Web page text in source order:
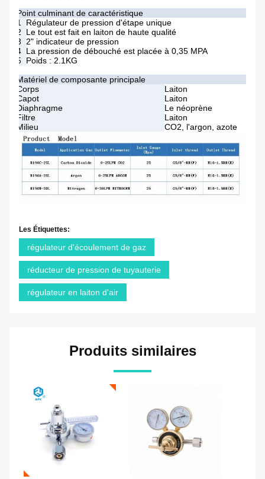
Point culminant de caractéristique
1 Régulateur de pression d'étape unique
2
Le tout est fait en laiton de haute qualité
3 2" indicateur de pression
4 La pression de débouché est placée à 0,35 MPA
5 Poids : 2.1KG
Matériel de composante principale
Corps
Laiton
Capot
Laiton
Diaphragme
Le néoprène
Filtre
Laiton
Milieu
CO2, l'argon, azote
Les Étiquettes:
régulateur d'écoulement de gaz
réducteur de pression de tuyauterie
régulateur en laiton d'air
Produits similaires